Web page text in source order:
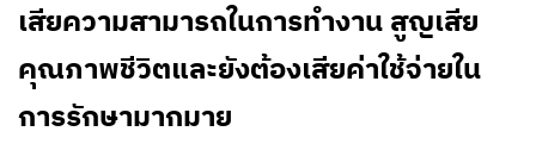
เสียความสามารถในการทำงาน สูญเสีย
คุณภาพชีวิตและยังต้องเสียค่าใช้จ่ายใน
การรักษามากมาย